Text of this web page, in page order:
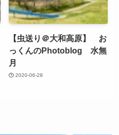
【虫送り＠大和高原】 お
っくんのPhotoblog 水無
月
2020-06-28